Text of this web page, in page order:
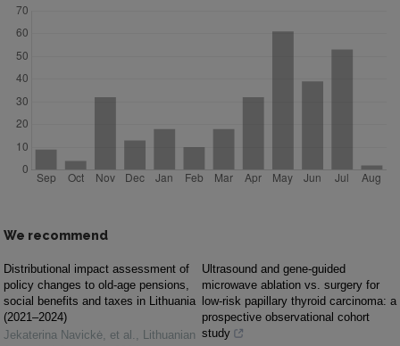
We recommend
Distributional impact assessment of
policy changes to old-age pensions,
social benefits and taxes in Lithuania
(2021–2024)
Jekaterina Navickė, et al. , Lithuanian
Ultrasound and gene-guided
microwave ablation vs. surgery for
low-risk papillary thyroid carcinoma: a
prospective observational cohort
study